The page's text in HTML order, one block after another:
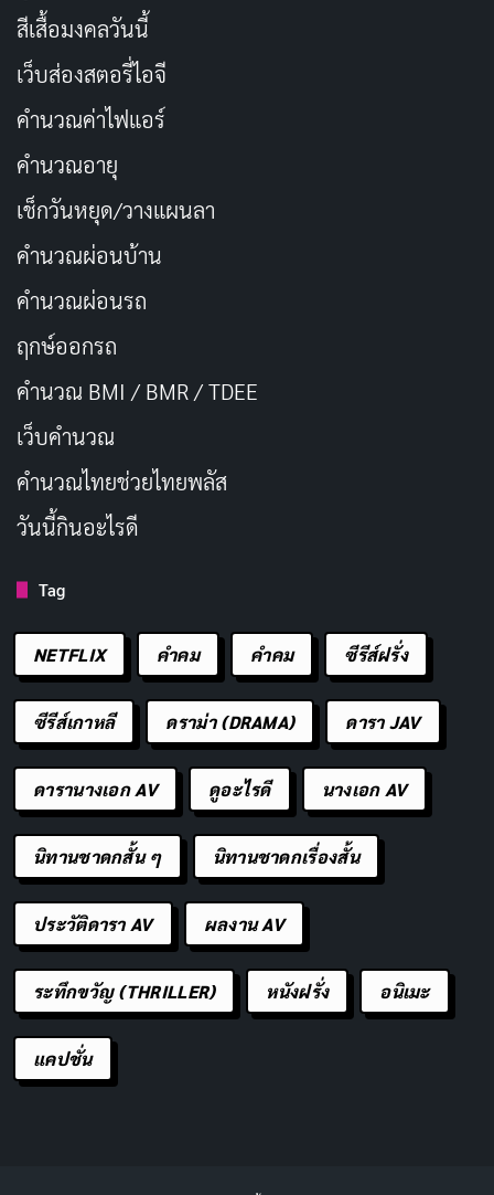
สีเสื้อมงคลวันนี้
เว็บส่องสตอรี่ไอจี
คำนวณค่าไฟแอร์
คำนวณอายุ
เช็กวันหยุด/วางแผนลา
คำนวณผ่อนบ้าน
คำนวณผ่อนรถ
ฤกษ์ออกรถ
คำนวณ BMI / BMR / TDEE
เว็บคํานวณ
คํานวณไทยช่วยไทยพลัส
วันนี้กินอะไรดี
Tag
NETFLIX คำคม คําคม ซีรีส์ฝรั่ง
ซีรีส์เกาหลี ดราม่า (DRAMA) ดารา JAV
ดารานางเอก AV ดูอะไรดี นางเอก AV
นิทานชาดกสั้น ๆ นิทานชาดกเรื่องสั้น
ประวัติดารา AV ผลงาน AV
ระทึกขวัญ (THRILLER) หนังฝรั่ง อนิเมะ
แคปชั่น